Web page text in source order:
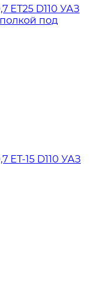
ET25 D110 УАЗ
под
ET-15 D110 УАЗ